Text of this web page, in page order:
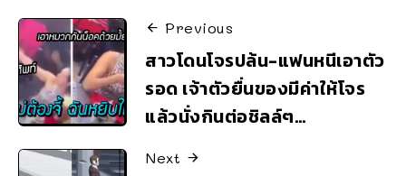
Previous
สาวโดนโจรปล้น-แฟนหนีเอาตัว
รอด เจ้าตัวยื่นของมีค่าให้โจร
แล้วนั่งกินต่อชิลล์ๆ…
Next